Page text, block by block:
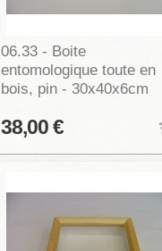
06.33 - Boite
entomologique toute en
bois, pin - 30x40x6cm
38,00 €